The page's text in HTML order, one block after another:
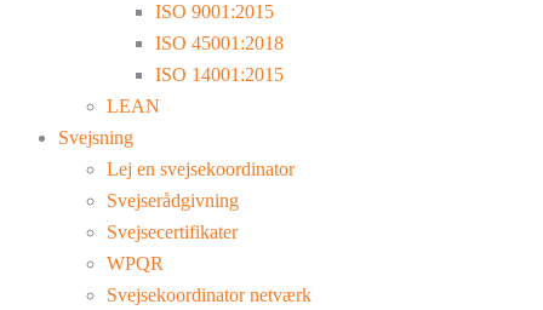
ISO 9001:2015
ISO 45001:2018
ISO 14001:2015
LEAN
Svejsning
Lej en svejsekoordinator
Svejserådgivning
Svejsecertifikater
WPQR
Svejsekoordinator netværk